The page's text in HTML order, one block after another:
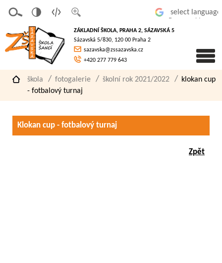
písmo
á
verze
pro
slaboz
raké
ZÁKLADNÍ ŠKOLA, PRAHA 2, SÁZAVSKÁ 5
Sázavská 5/830, 120 00 Praha 2
sazavska@zssazavska.cz
+420 277 779 643
škola fotogalerie školní rok 2021/2022
klokan cup
- fotbalový turnaj
Klokan cup - fotbalový turnaj
Zpět